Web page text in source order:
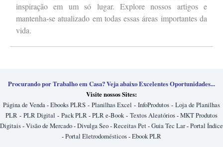
inspiração em um só lugar. Explore nossos artigos e
mantenha-se atualizado em todas essas áreas importantes da
vida.
Procurando por Trabalho em Casa? Veja abaixo Excelentes Oportunidades...
Visite nossos Sites:
Página de Venda-Ebooks PLRS - Planilhas Excel - InfoProdutos - Loja de Planilhas
PLR - PLR Digital - Pack PLR-PLR e-Book- Textos Aleatórios-MKT Produtos
Digitais-Visão de Mercado-Divulga Seo-Receitas Pet-Guia Tec Lar-Portal Índice
-Portal Eletrodomésticos-Ebook PLR